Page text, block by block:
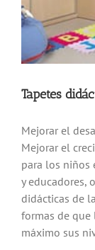
Tapetes
Mejorar el
Mejorar el
para los niños
y educadores,
didácticas de
formas de que
máximo sus